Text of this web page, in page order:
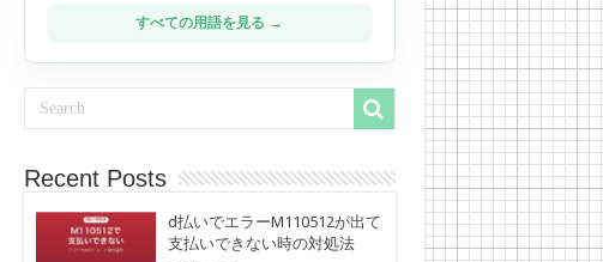
すべての用語を見る →
Recent Posts
d払いでエラーM110512が出て
支払いできない時の対処法